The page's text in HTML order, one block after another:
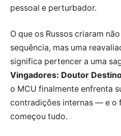
pessoal e perturbador.
O que os Russos criaram
sequência, mas uma
significa pertencer a uma
Vingadores: Doutor
o MCU finalmente enfrenta
contradições internas — e o
começou tudo.